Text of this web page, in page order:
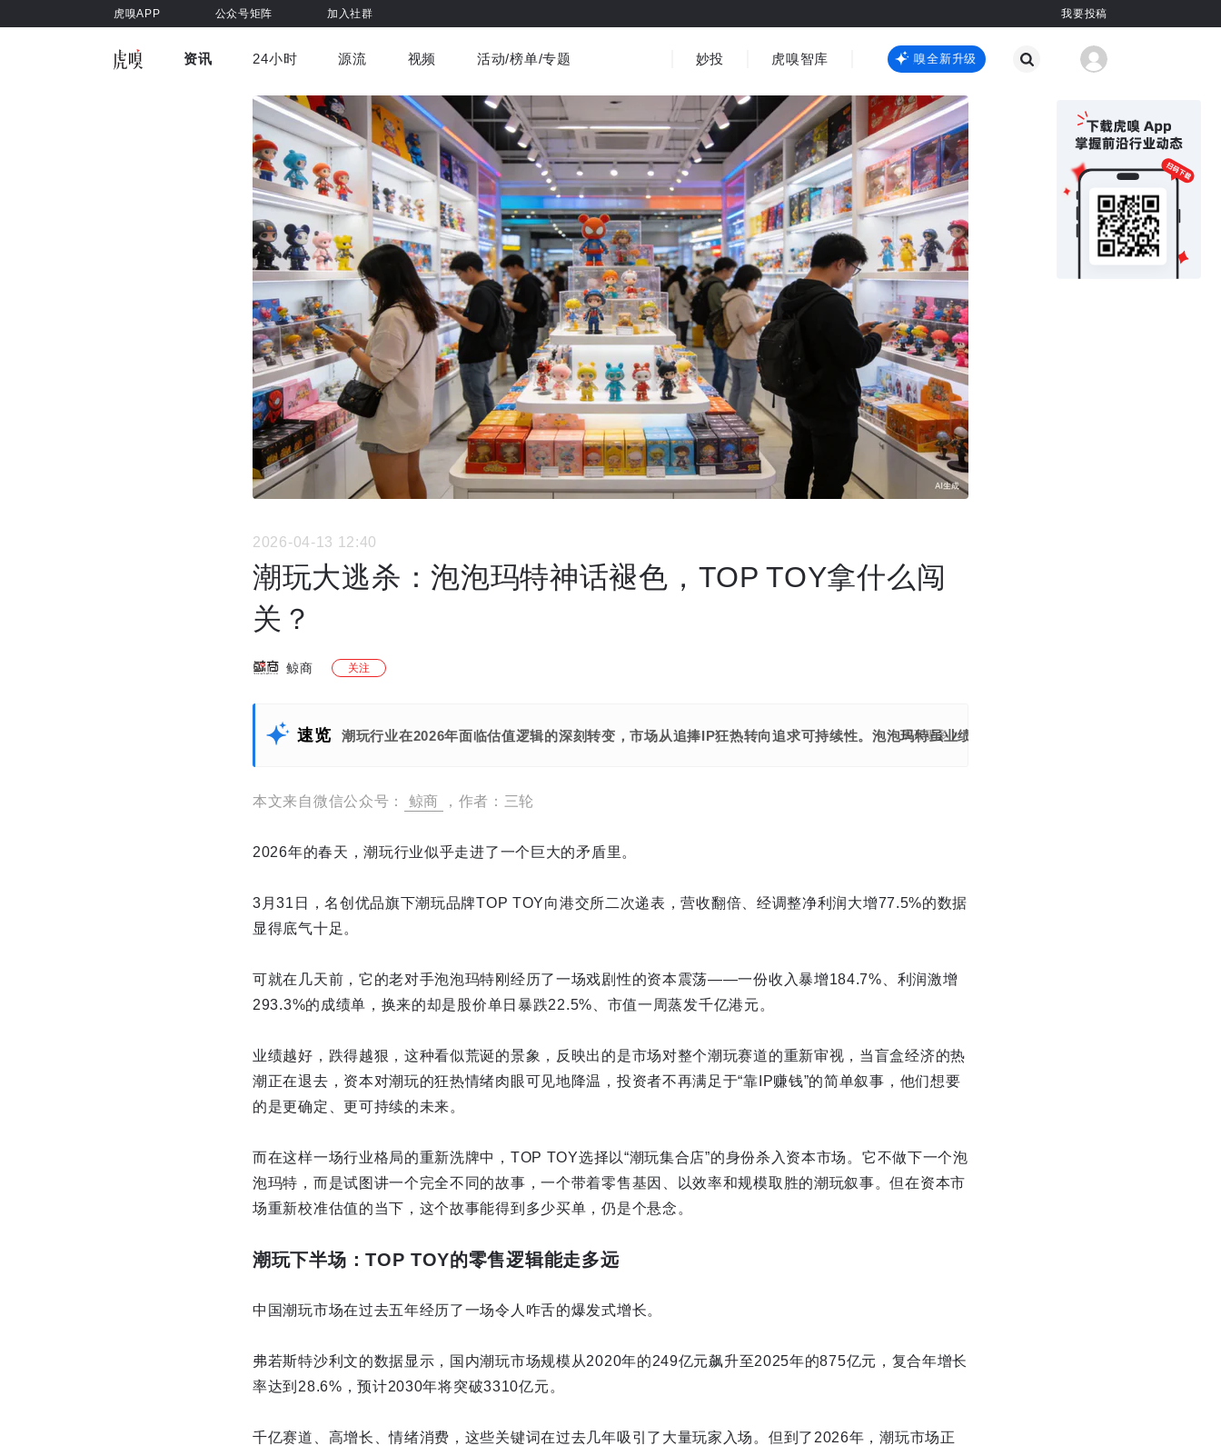
虎嗅APP 公众号矩阵 加入社群 我要投稿
资讯
车与出行 商业消费 社会文化 金融财经 出海
国际热点
健康 书影音 医疗 3C数码 观点 其他
24小时 源流 视频
虎嗅视界 视频精选
活动/榜单/专题 妙投 虎嗅智库 虎嗅嗅全新升级 虎嗅嗅全新升级
2026-04-13 12:40
潮玩大逃杀：泡泡玛特神话褪色，TOP TOY拿什么闯
关？
鲸商 关注
速览 潮玩行业在2026年面临估值逻辑的深刻转变，市场从追捧IP狂热转向追求可持续性。泡泡玛特虽业绩亮眼但股价暴跌，暴露了市场对单
展开更多
本文来自微信公众号： 鲸商 ，作者：三轮
2026年的春天，潮玩行业似乎走进了一个巨大的矛盾里。
3月31日，名创优品旗下潮玩品牌TOP TOY向港交所二次递表，营收翻倍、经调整净利润大增77.5%的数据
显得底气十足。
可就在几天前，它的老对手泡泡玛特刚经历了一场戏剧性的资本震荡——一份收入暴增184.7%、利润激增
293.3%的成绩单，换来的却是股价单日暴跌22.5%、市值一周蒸发千亿港元。
业绩越好，跌得越狠，这种看似荒诞的景象，反映出的是市场对整个潮玩赛道的重新审视，当盲盒经济的热
潮正在退去，资本对潮玩的狂热情绪肉眼可见地降温，投资者不再满足于“靠IP赚钱”的简单叙事，他们想要
的是更确定、更可持续的未来。
而在这样一场行业格局的重新洗牌中，TOP TOY选择以“潮玩集合店”的身份杀入资本市场。它不做下一个泡
泡玛特，而是试图讲一个完全不同的故事，一个带着零售基因、以效率和规模取胜的潮玩叙事。但在资本市
场重新校准估值的当下，这个故事能得到多少买单，仍是个悬念。
潮玩下半场：TOP TOY的零售逻辑能走多远
中国潮玩市场在过去五年经历了一场令人咋舌的爆发式增长。
弗若斯特沙利文的数据显示，国内潮玩市场规模从2020年的249亿元飙升至2025年的875亿元，复合年增长
率达到28.6%，预计2030年将突破3310亿元。
千亿赛道、高增长、情绪消费，这些关键词在过去几年吸引了大量玩家入场。但到了2026年，潮玩市场正